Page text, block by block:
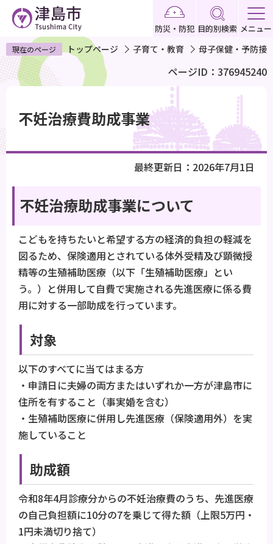
ペ
ー
ジ
で
す
防災・防犯 目的別検索 メニュー
現在のページ トップページ 子育て・教育 母子保健・予防接
ページID：376945240
不妊治療費助成事業
最終更新日：2026年7月1日
不妊治療助成事業について
こどもを持ちたいと希望する方の経済的負担の軽減を
図るため、保険適用とされている体外受精及び顕微授
精等の生殖補助医療（以下「生殖補助医療」とい
う。）と併用して自費で実施される先進医療に係る費
用に対する一部助成を行っています。
対象
以下のすべてに当てはまる方
・申請日に夫婦の両方またはいずれか一方が津島市に
住所を有すること（事実婚を含む）
・生殖補助医療に併用し先進医療（保険適用外）を実
施していること
助成額
令和8年4月診療分からの不妊治療費のうち、先進医療
の自己負担額に10分の7を乗じて得た額（上限5万円・
1円未満切り捨て）